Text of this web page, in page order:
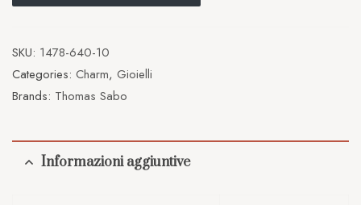
SKU: 1478-640-10
Categories: Charm, Gioielli
Brands: Thomas Sabo
Informazioni aggiuntive